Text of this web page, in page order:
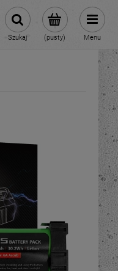
(pusty)
Szukaj Menu